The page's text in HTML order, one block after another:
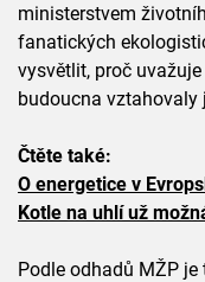
ministerstvem
fanatických
vysvětlit, proč
budoucna vztahovaly
Čtěte také:
O energetice v
Kotle na uhlí už
Podle odhadů MŽP